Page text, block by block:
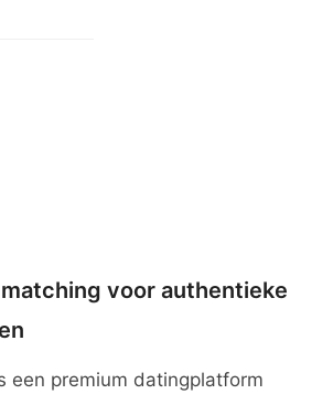
voor authentieke
een premium datingplatform